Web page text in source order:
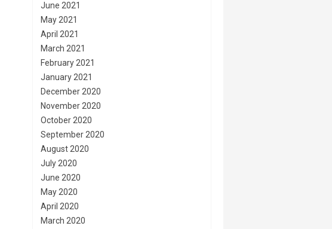
June 2021
May 2021
April 2021
March 2021
February 2021
January 2021
December 2020
November 2020
October 2020
September 2020
August 2020
July 2020
June 2020
May 2020
April 2020
March 2020